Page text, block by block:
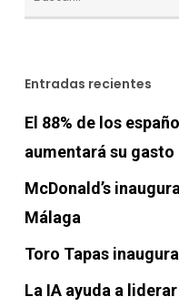
Entradas recientes
El 88% de los
aumentará su
McDonald’s
Málaga
Toro Tapas
La IA ayuda a